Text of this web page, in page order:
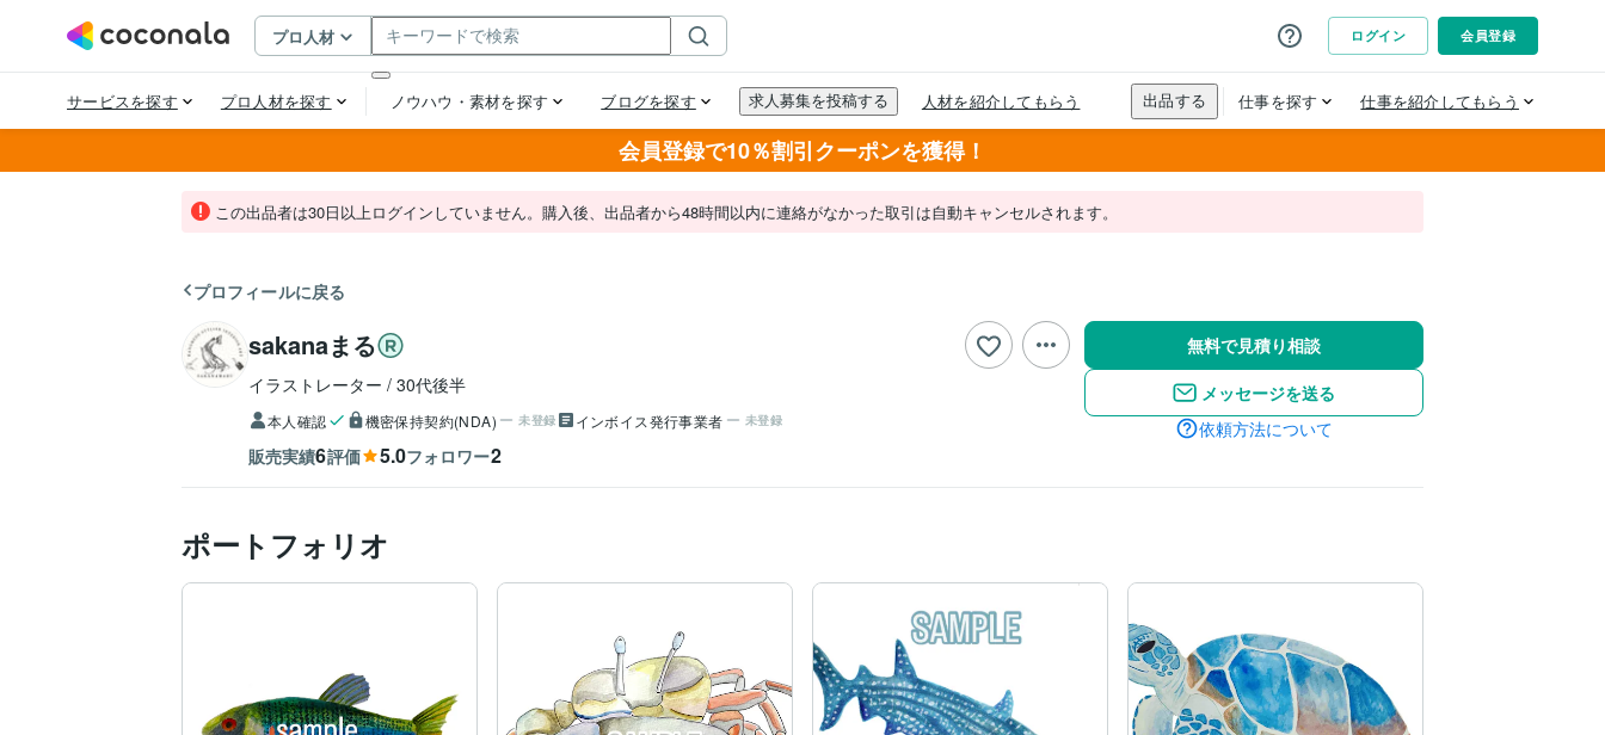
会員登録で10％割引クーポンを獲得！
この出品者は30日以上ログインしていません。購入後、出品者から48時間以内に連絡がなかった取引は自動キャンセルされます。
プロフィールに戻る
sakanaまる
イラストレーター 30代後半
本人確認 機密保持契約(NDA) 未登録 インボイス発行事業者 未登録
販売実績6評価 5.0フォロワー2
無料で見積り相談
メッセージを送る
依頼方法について
ポートフォリオ